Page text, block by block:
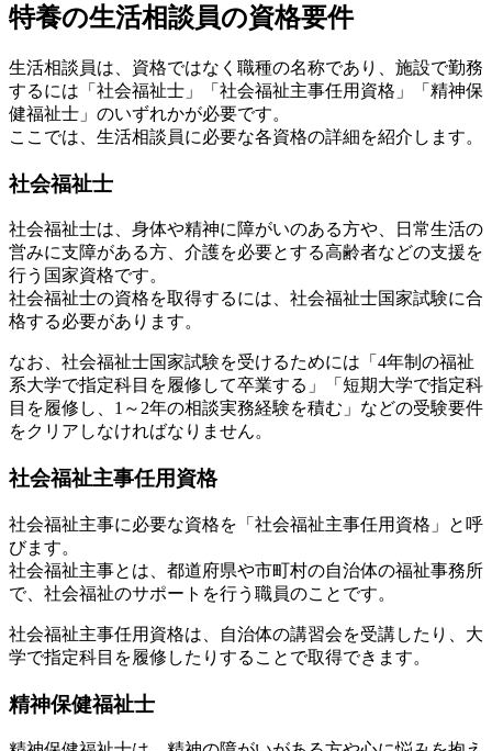
特養の生活相談員の資格要件
生活相談員は、資格ではなく職種の名称であり、施設で勤務
するには「社会福祉士」「社会福祉主事任用資格」「精神保
健福祉士」のいずれかが必要です。
ここでは、生活相談員に必要な各資格の詳細を紹介します。
社会福祉士
社会福祉士は、身体や精神に障がいのある方や、日常生活の
営みに支障がある方、介護を必要とする高齢者などの支援を
行う国家資格です。
社会福祉士の資格を取得するには、社会福祉士国家試験に合
格する必要があります。
なお、社会福祉士国家試験を受けるためには「4年制の福祉
系大学で指定科目を履修して卒業する」「短期大学で指定科
目を履修し、1～2年の相談実務経験を積む」などの受験要件
をクリアしなければなりません。
社会福祉主事任用資格
社会福祉主事に必要な資格を「社会福祉主事任用資格」と呼
びます。
社会福祉主事とは、都道府県や市町村の自治体の福祉事務所
で、社会福祉のサポートを行う職員のことです。
社会福祉主事任用資格は、自治体の講習会を受講したり、大
学で指定科目を履修したりすることで取得できます。
精神保健福祉士